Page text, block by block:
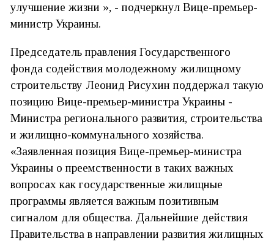
улучшение жизни », - подчеркнул Вице-премьер-
министр Украины.
Председатель правления Государственного
фонда содействия молодежному жилищному
строительству Леонид Рисухин поддержал такую
позицию Вице-премьер-министра Украины -
Министра регионального развития, строительства
и жилищно-коммунального хозяйства.
«Заявленная позиция Вице-премьер-министра
Украины о преемственности в таких важных
вопросах как государственные жилищные
программы является важным позитивным
сигналом для общества. Дальнейшие действия
Правительства в направлении развития жилищных